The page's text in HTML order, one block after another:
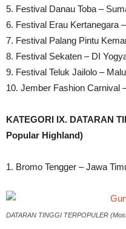
5. Festival Danau Toba –
6. Festival Erau Kertanegara
7. Festival Palang Pintu
8. Festival Sekaten – DI
9. Festival Teluk Jailolo –
10. Jember Fashion Carnival
KATEGORI IX. DATARAN
Popular Highland)
1. Bromo Tengger – Jawa
DATARAN TINGGI TERPOPULER